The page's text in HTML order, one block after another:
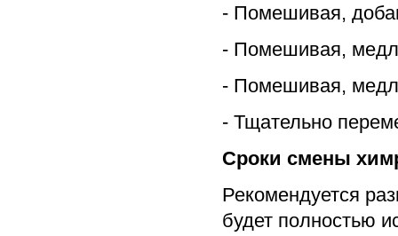
- Помешивая,
- Помешивая,
- Помешивая,
- Тщательно
Сроки смены
Рекомендуется
будет полностью